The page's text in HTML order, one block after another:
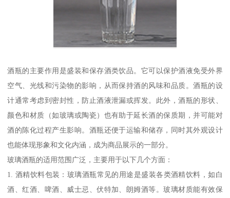
酒瓶的主要作用是盛装和保存酒类饮品。它可以保护酒液免受外界
空气、光线和污染物的影响，从而保持酒的风味和品质。酒瓶的设
计通常考虑到密封性，防止酒液泄漏或挥发。此外，酒瓶的形状、
颜色和材质（如玻璃或陶瓷）也有助于延长酒的保质期，并可能对
酒的陈化过程产生影响。酒瓶还便于运输和储存，同时其外观设计
也能体现形象和文化内涵，成为商品展示的一部分。
玻璃酒瓶的适用范围广泛，主要用于以下几个方面：
1. 酒精饮料包装：玻璃酒瓶常见的用途是盛装各类酒精饮料，如白
酒、红酒、啤酒、威士忌、伏特加、朗姆酒等。玻璃材质能有效保